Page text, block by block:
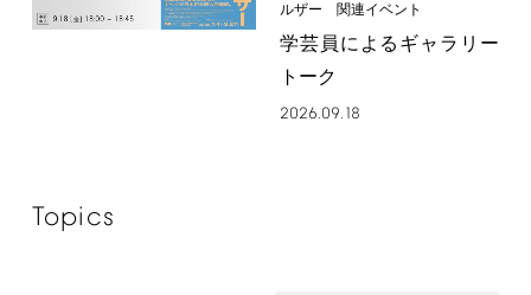
ルザー 関連イベント
学芸員によるギャラリー
トーク
2026.09.18
Topics